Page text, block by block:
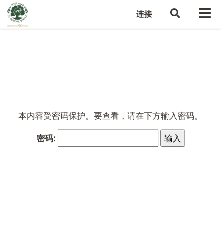
连接
本内容受密码保护。要查看，请在下方输入密码。
密码: